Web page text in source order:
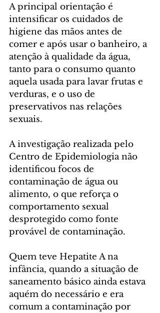
A principal orientação é
intensificar os cuidados de
higiene das mãos antes de
comer e após usar o banheiro, a
atenção à qualidade da água,
tanto para o consumo quanto
aquela usada para lavar frutas e
verduras, e o uso de
preservativos nas relações
sexuais.
A investigação realizada pelo
Centro de Epidemiologia não
identificou focos de
contaminação de água ou
alimento, o que reforça o
comportamento sexual
desprotegido como fonte
provável de contaminação.
Quem teve Hepatite A na
infância, quando a situação de
saneamento básico ainda estava
aquém do necessário e era
comum a contaminação por